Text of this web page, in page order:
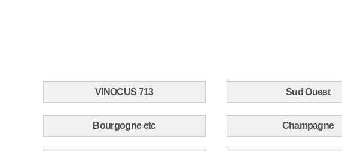
VINOCUS 713 Sud Ouest
Bourgogne etc Champagne